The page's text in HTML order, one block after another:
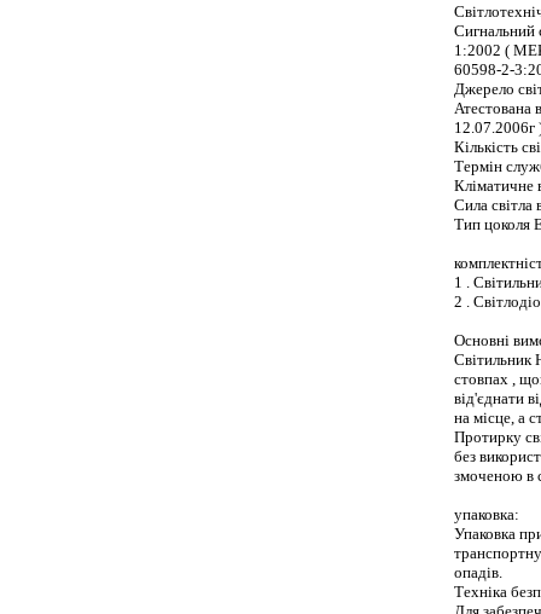
Сигнальний
1:2002 (
60598-2-
Джерело
Атестована
12.07.2006г
Кількість
Термін
Кліматичне
Сила світла
Тип цоколя
1 .
2 .
Основні
Світильник
стовпах ,
від'єднати
на місце, а
Протирку
без
змоченою в
упаковка:
Упаковка
опадів.
Техніка